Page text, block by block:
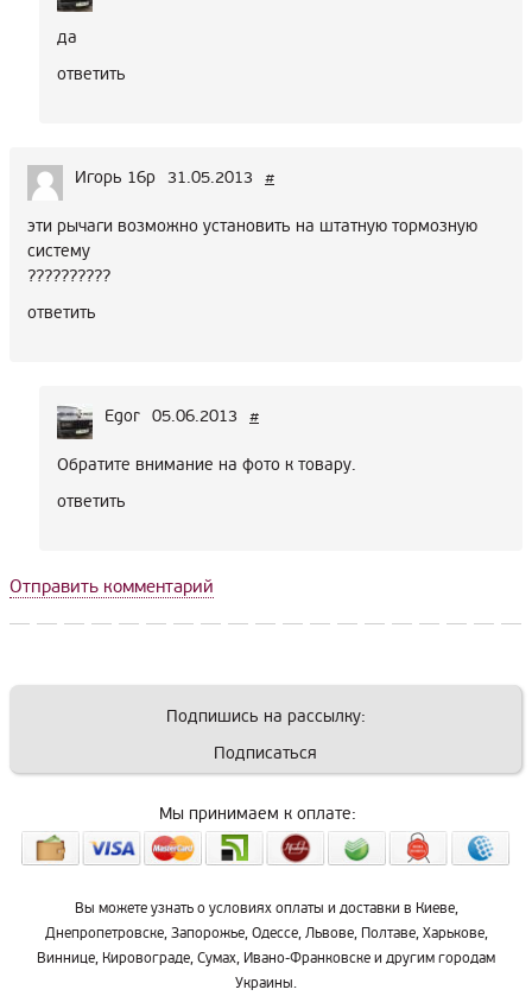
да
ответить
Игорь 16р 31.05.2013 #
эти рычаги возможно установить на штатную тормозную
систему
??????????
ответить
Egor 05.06.2013 #
Обратите внимание на фото к товару.
ответить
Отправить комментарий
Подпишись на рассылку:
Подписаться
Мы принимаем к оплате:
Вы можете узнать о условиях оплаты и доставки в Киеве,
Днепропетровске, Запорожье, Одессе, Львове, Полтаве, Харькове,
Виннице, Кировограде, Сумах, Ивано-Франковске и другим городам
Украины.